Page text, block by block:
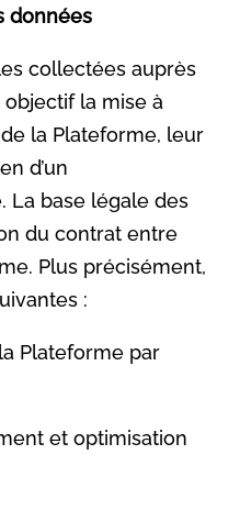
données
collectées auprès
la mise à
la Plateforme, leur
d’un
La base légale des
du contrat entre
Plus précisément,
:
Plateforme par
et optimisation